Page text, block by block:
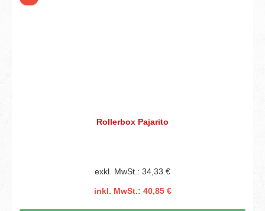
Rollerbox Pajarito
exkl. MwSt.: 34,33 €
inkl. MwSt.: 40,85 €